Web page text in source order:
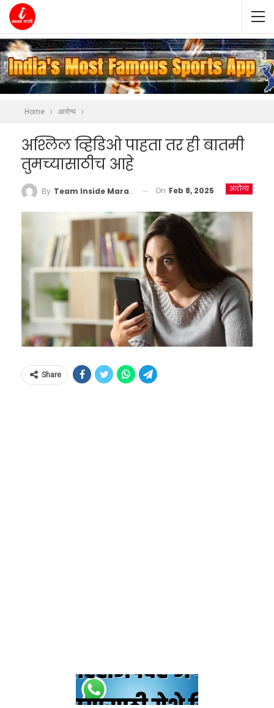
Home आरोग्य
अश्लिल व्हिडिओ पाहता तर ही बातमी
तुमच्यासाठीच आहे
आरोग्य
By Team Inside Marathi On Feb 8, 2025
Share